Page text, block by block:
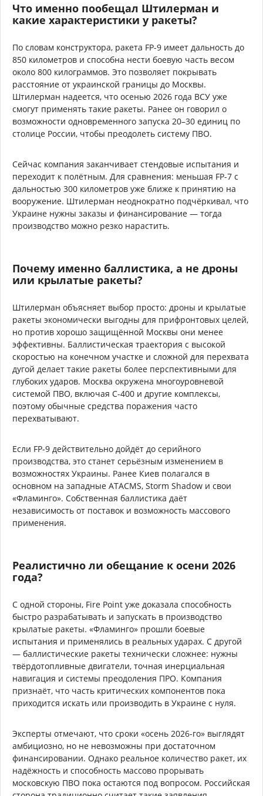
Что именно пообещал Штилерман и
какие характеристики у ракеты?
По словам конструктора, ракета FP-9 имеет дальность до
850 километров и способна нести боевую часть весом
около 800 килограммов. Это позволяет покрывать
расстояние от украинской границы до Москвы.
Штилерман надеется, что осенью 2026 года ВСУ уже
смогут применять такие ракеты. Ранее он говорил о
возможности одновременного запуска 20–30 единиц по
столице России, чтобы преодолеть систему ПВО.
Сейчас компания заканчивает стендовые испытания и
переходит к полётным. Для сравнения: меньшая FP-7 с
дальностью 300 километров уже ближе к принятию на
вооружение. Штилерман неоднократно подчёркивал, что
Украине нужны заказы и финансирование — тогда
производство можно резко нарастить.
Почему именно баллистика, а не дроны
или крылатые ракеты?
Штилерман объясняет выбор просто: дроны и крылатые
ракеты экономически выгодны для прифронтовых целей,
но против хорошо защищённой Москвы они менее
эффективны. Баллистическая траектория с высокой
скоростью на конечном участке и сложной для перехвата
дугой делает такие ракеты более перспективными для
глубоких ударов. Москва окружена многоуровневой
системой ПВО, включая С-400 и другие комплексы,
поэтому обычные средства поражения часто
перехватывают.
Если FP-9 действительно дойдёт до серийного
производства, это станет серьёзным изменением в
возможностях Украины. Ранее Киев полагался в
основном на западные ATACMS, Storm Shadow и свои
«Фламинго». Собственная баллистика даёт
независимость от поставок и возможность массового
применения.
Реалистично ли обещание к осени 2026
года?
С одной стороны, Fire Point уже доказала способность
быстро разрабатывать и запускать в производство
крылатые ракеты. «Фламинго» прошли боевые
испытания и применялись в реальных ударах. С другой
— баллистические ракеты технически сложнее: нужны
твёрдотопливные двигатели, точная инерциальная
навигация и системы преодоления ПРО. Компания
признаёт, что часть критических компонентов пока
приходится искать или производить в Украине с нуля.
Эксперты отмечают, что сроки «осень 2026-го» выглядят
амбициозно, но не невозможны при достаточном
финансировании. Однако реальное количество ракет, их
надёжность и способность массово прорывать
московскую ПВО пока остаются под вопросом. Российская